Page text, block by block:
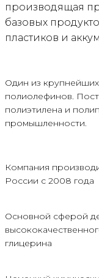
производящая
базовых
пластиков и
Один из
полиолефинов.
полиэтилена и
промышленности.
Компания
России с 2008 года
Основной сферой
глицерина